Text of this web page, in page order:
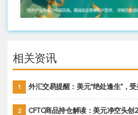
相关资讯
1 外汇交易提醒：美元“绝处逢生”，
2 CFTC商品持仓解读：美元净空头创2021年7月以来最